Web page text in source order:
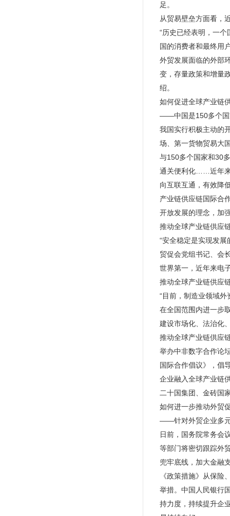
足。
从贸易壁垒方面看，
“历史已经表明，一
国的消费者和最终用
外贸发展面临的外部
变，存量政策和增量
绍。
如何促进全球产业链
——中国是150多个国
我国实行积极主动的
场、第一货物贸易大
与150多个国家和30
通关便利化……近年来
向互联互通，有效降
产业链供应链国际合
开放发展的理念，加
推动全球产业链供应
“安全稳定是实现发
贸促会党组书记、会
世界第一，近年来电
推动全球产业链供应
“目前，制造业领域
在全国范围内进一步
建设市场化、法治化
推动全球产业链供应
举办中非数字合作论
国际合作倡议》，倡
企业融入全球产业链
二十国集团、金砖国
如何进一步推动外贸
——针对外贸企业多元
日前，国务院常务会
等部门将密切跟踪外
兜牢底线，加大金融
《政策措施》从保
举措。中国人民银行
持力度，持续提升企